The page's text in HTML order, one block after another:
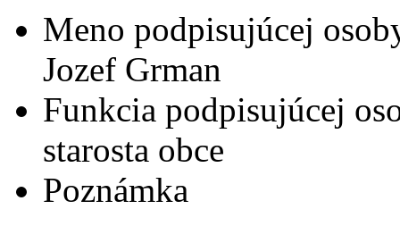
Meno podpisujúcej
Jozef Grman
Funkcia podpisujúcej
starosta obce
Poznámka